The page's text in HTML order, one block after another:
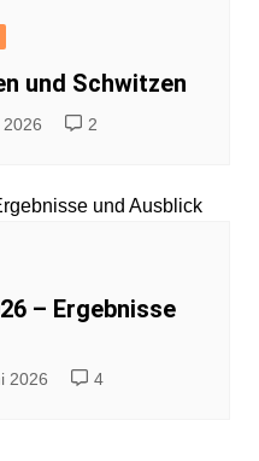
und Schwitzen
2026 2
– Ergebnisse
2026 4